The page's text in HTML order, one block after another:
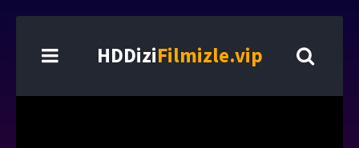
HDDiziFilmizle.vip